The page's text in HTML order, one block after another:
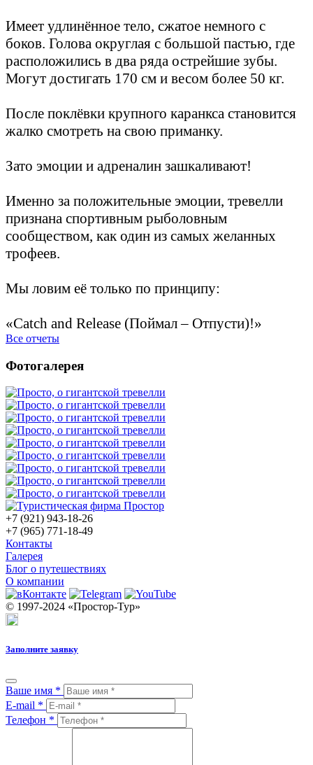
Имеет удлинённое тело, сжатое немного с
боков. Голова округлая с большой пастью, где
расположились в два ряда острейшие зубы.
Могут достигать 170 см и весом более 50 кг.
После поклёвки крупного каранкса становится
жалко смотреть на свою приманку.
Зато эмоции и адреналин зашкаливают!
Именно за положительные эмоции, тревелли
признана спортивным рыболовным
сообществом, как один из самых желанных
трофеев.
Мы ловим её только по принципу:
«Catch and Release (Поймал – Отпусти)!»
Все отчеты
Фотогалерея
+7 (921) 943-18-26
+7 (965) 771-18-49
Контакты
Галерея
Блог о путешествиях
О компании
© 1997-2024 «Простор-Тур»
Заполните заявку
Ваше имя *
E-mail *
Телефон *